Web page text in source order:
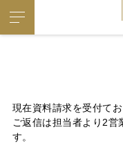
現在資料請求を受付てお
ご返信は担当者より2営
す。